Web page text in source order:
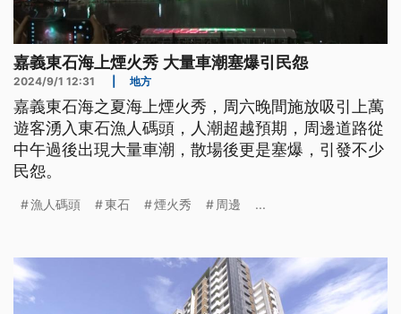
嘉義東石海上煙火秀 大量車潮塞爆引民怨
2024/9/1 12:31 地方
嘉義東石海之夏海上煙火秀，周六晚間施放吸引上萬
遊客湧入東石漁人碼頭，人潮超越預期，周邊道路從
中午過後出現大量車潮，散場後更是塞爆，引發不少
民怨。
漁人碼頭 東石 煙火秀 周邊 ...